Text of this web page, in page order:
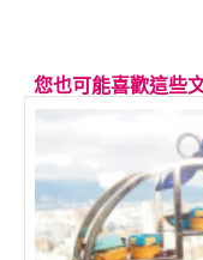
您也可能喜歡這些